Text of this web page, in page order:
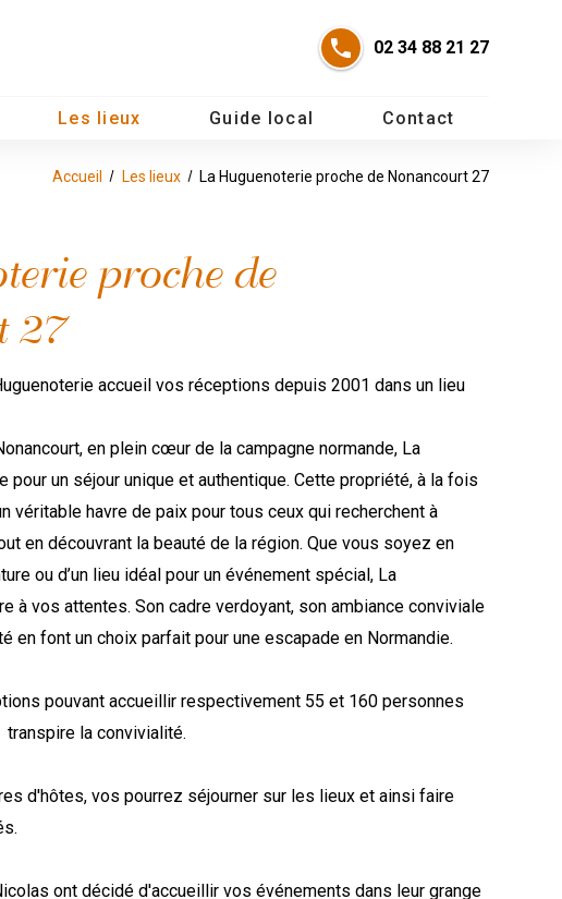
02 34 88 21 27
Les lieux Guide local Contact
Accueil Les lieux La Huguenoterie proche de Nonancourt 27
proche de
27
accueil vos réceptions depuis 2001 dans un lieu
en plein cœur de la campagne normande, La
pour un séjour unique et authentique. Cette propriété, à la fois
véritable havre de paix pour tous ceux qui recherchent à
en découvrant la beauté de la région. Que vous soyez en
ou d’un lieu idéal pour un événement spécial, La
à vos attentes. Son cadre verdoyant, son ambiance conviviale
en font un choix parfait pour une escapade en Normandie.
pouvant accueillir respectivement 55 et 160 personnes
la convivialité.
d'hôtes, vos pourrez séjourner sur les lieux et ainsi faire
ont décidé d'accueillir vos événements dans leur grange